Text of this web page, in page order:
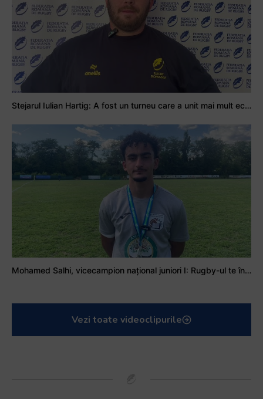
Stejarul Iulian Hartig: A fost un turneu care a unit mai mult echipa
Mohamed Salhi, vicecampion național juniori I: Rugby-ul te învață să accepți și înfrângerile
Vezi toate videoclipurile